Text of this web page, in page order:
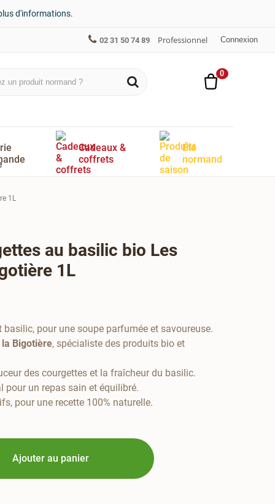
d'informations.
02 31 50 74 89 Professionnel Connexion
0
Cadeaux &
coffrets
Été
normand
1L
au basilic bio Les
1L
pour une soupe parfumée et savoureuse.
Bigotière, spécialiste des produits bio et
des courgettes et la fraîcheur du basilic.
pour un repas sain et équilibré.
pour une recette 100% naturelle.
Ajouter au panier